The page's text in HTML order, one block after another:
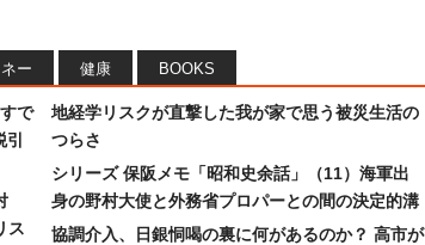
ー 健康 BOOKS
で
ス
地経学リスクが直撃した我が家で思う被災生活の
つらさ
シリーズ 保阪メモ「昭和史余話」（11）海軍出
身の野村大使と外務省プロパーとの間の決定的溝
協調介入、日銀恫喝の裏に何があるのか？ 高市が